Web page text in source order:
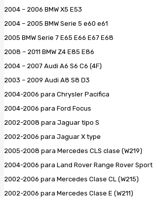
2004 – 2006 BMW X5 E53
2004 – 2005 BMW Serie 5 e60 e61
2005 BMW Serie 7 E65 E66 E67 E68
2008 – 2011 BMW Z4 E85 E86
2004 – 2007 Audi A6 S6 C6 (4F)
2003 – 2009 Audi A8 S8 D3
2004-2006 para Chrysler Pacifica
2004-2006 para Ford Focus
2002-2008 para Jaguar tipo S
2002-2006 para Jaguar X type
2005-2008 para Mercedes CLS clase (W219)
2004-2006 para Land Rover Range Rover Sport
2002-2006 para Mercedes Clase CL (W215)
2002-2006 para Mercedes Clase E (W211)